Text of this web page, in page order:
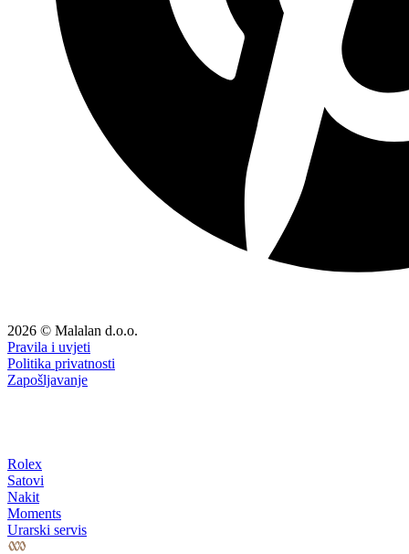
2026 © Malalan d.o.o.
Pravila i uvjeti
Politika privatnosti
Zapošljavanje
Rolex
Satovi
Nakit
Moments
Urarski servis